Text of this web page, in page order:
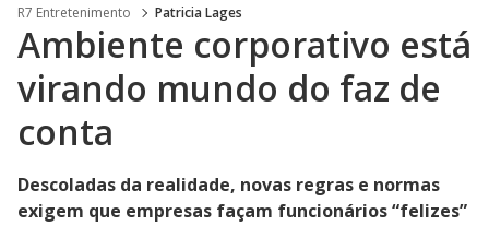
R7 Entretenimento Patricia Lages
Ambiente corporativo está
virando mundo do faz de
conta
Descoladas da realidade, novas regras e normas
exigem que empresas façam funcionários “felizes”